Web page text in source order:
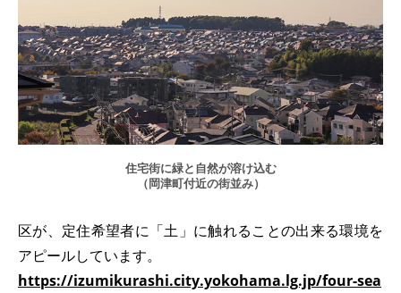
住宅街に緑と自然が溶け込む
（岡津町付近の街並み）
区が、定住希望者に「土」に触れることの出来る環境を
アピールしています。
https://izumikurashi.city.yokohama.lg.jp/four-sea